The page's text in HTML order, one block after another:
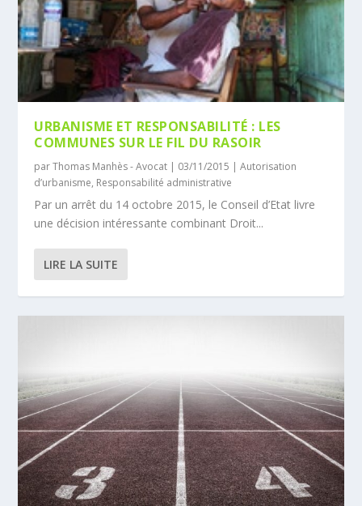
URBANISME ET RESPONSABILITÉ : LES
COMMUNES SUR LE FIL DU RASOIR
parThomas Manhès - Avocat | 03/11/2015 |Autorisation
d’urbanisme, Responsabilité administrative
Par un arrêt du 14 octobre 2015, le Conseil d’Etat livre
une décision intéressante combinant Droit...
LIRE LA SUITE